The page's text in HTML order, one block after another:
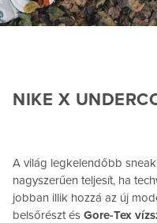
NIKE X
A világ legkelendőbb
nagyszerűen teljesít, ha
jobban illik hozzá az új
belsőrészt és Gore-Tex